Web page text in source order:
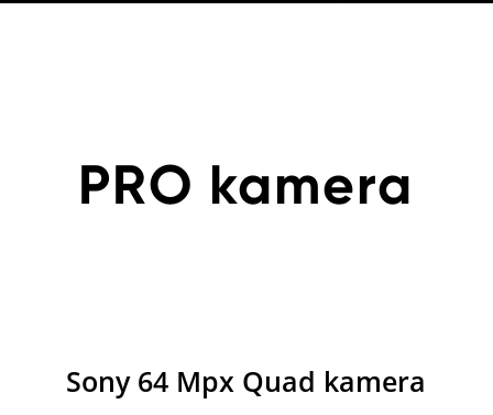
PRO kamera
Sony 64 Mpx Quad kamera